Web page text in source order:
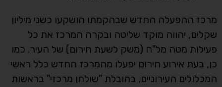
מרכז ההפעלה החדש שבהקמתו הושקעו כשני מיליון
שקלים, יהווה מוקד שליטה ובקרה המרכז את כל
פעילות מטה מל"ח (משק לשעת חירום) של העיר. כמו
כן, בעת אירוע חירום יפעלו מהמרכז החדש כלל ראשי
המכלולים העירוניים, בהובלת "שולחן מרכזי" בראשות